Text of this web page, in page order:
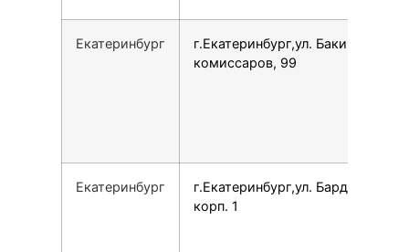
Екатеринбург
г.Екатеринбург,ул. Бакинских
комиссаров, 99
Екатеринбург
г.Екатеринбург,ул. Бардина, 11
корп. 1